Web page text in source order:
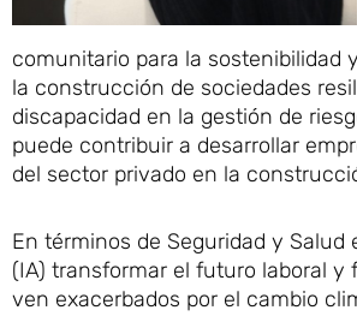
comunitario para la sostenibilidad
la construcción de sociedades
discapacidad en la gestión de
puede contribuir a desarrollar
del sector privado en la
En términos de Seguridad y
(IA) transformar el futuro laboral y
ven exacerbados por el cambio